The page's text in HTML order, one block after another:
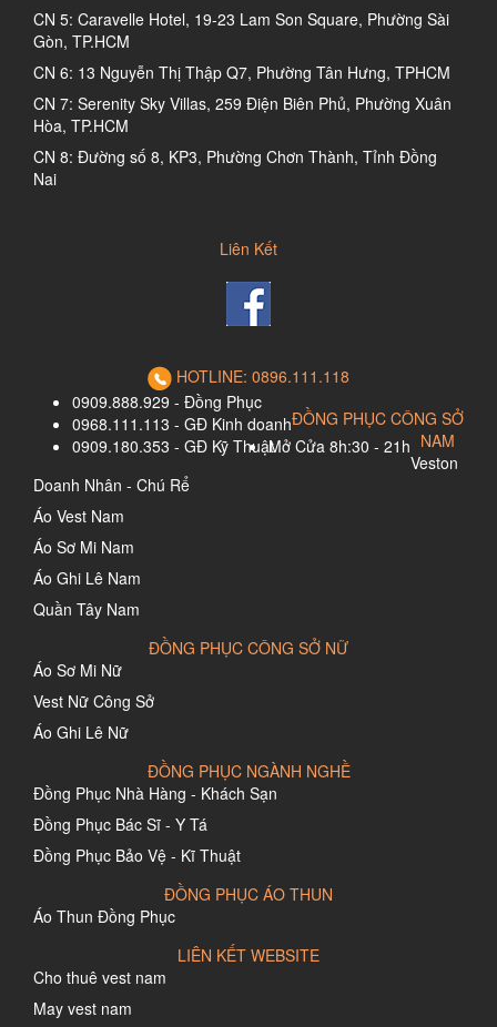
CN 5: Caravelle Hotel, 19-23 Lam Son Square, Phường Sài
Gòn, TP.HCM
CN 6: 13 Nguyễn Thị Thập Q7, Phường Tân Hưng, TPHCM
CN 7: Serenity Sky Villas, 259 Điện Biên Phủ, Phường Xuân
Hòa, TP.HCM
CN 8: Đường số 8, KP3, Phường Chơn Thành, Tỉnh Đồng
Nai
Liên Kết
HOTLINE: 0896.111.118
0909.888.929 - Đồng Phục
0968.111.113 - GĐ Kinh doanh
0909.180.353 - GĐ Kỹ ThuậtMở Cửa 8h:30 - 21h
ĐỒNG PHỤC CÔNG SỞ
NAM
Veston
Doanh Nhân - Chú Rể
Áo Vest Nam
Áo Sơ Mi Nam
Áo Ghi Lê Nam
Quần Tây Nam
ĐỒNG PHỤC CÔNG SỞ NỮ
Áo Sơ Mi Nữ
Vest Nữ Công Sở
Áo Ghi Lê Nữ
ĐỒNG PHỤC NGÀNH NGHỀ
Đồng Phục Nhà Hàng - Khách Sạn
Đồng Phục Bác Sĩ - Y Tá
Đồng Phục Bảo Vệ - Kĩ Thuật
ĐỒNG PHỤC ÁO THUN
Áo Thun Đồng Phục
LIÊN KẾT WEBSITE
Cho thuê vest nam
May vest nam